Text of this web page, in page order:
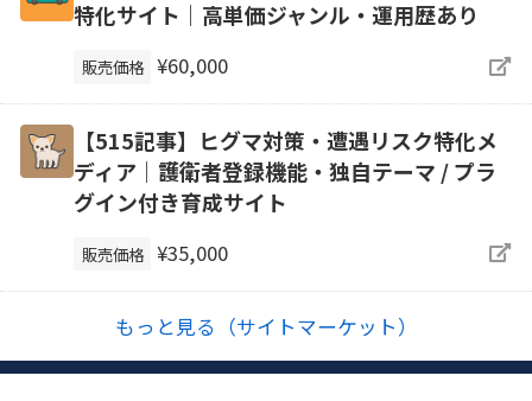
特化サイト｜高単価ジャンル・運用歴あり
販売価格 ¥60,000
【515記事】ヒグマ対策・遭遇リスク特化メ
ディア｜護衛者登録機能・独自テーマ / プラ
グイン付き育成サイト
販売価格 ¥35,000
もっと見る（サイトマーケット）